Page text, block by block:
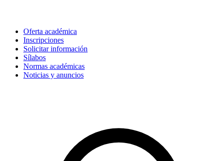
Oferta académica
Inscripciones
Solicitar información
Sílabos
Normas académicas
Noticias y anuncios